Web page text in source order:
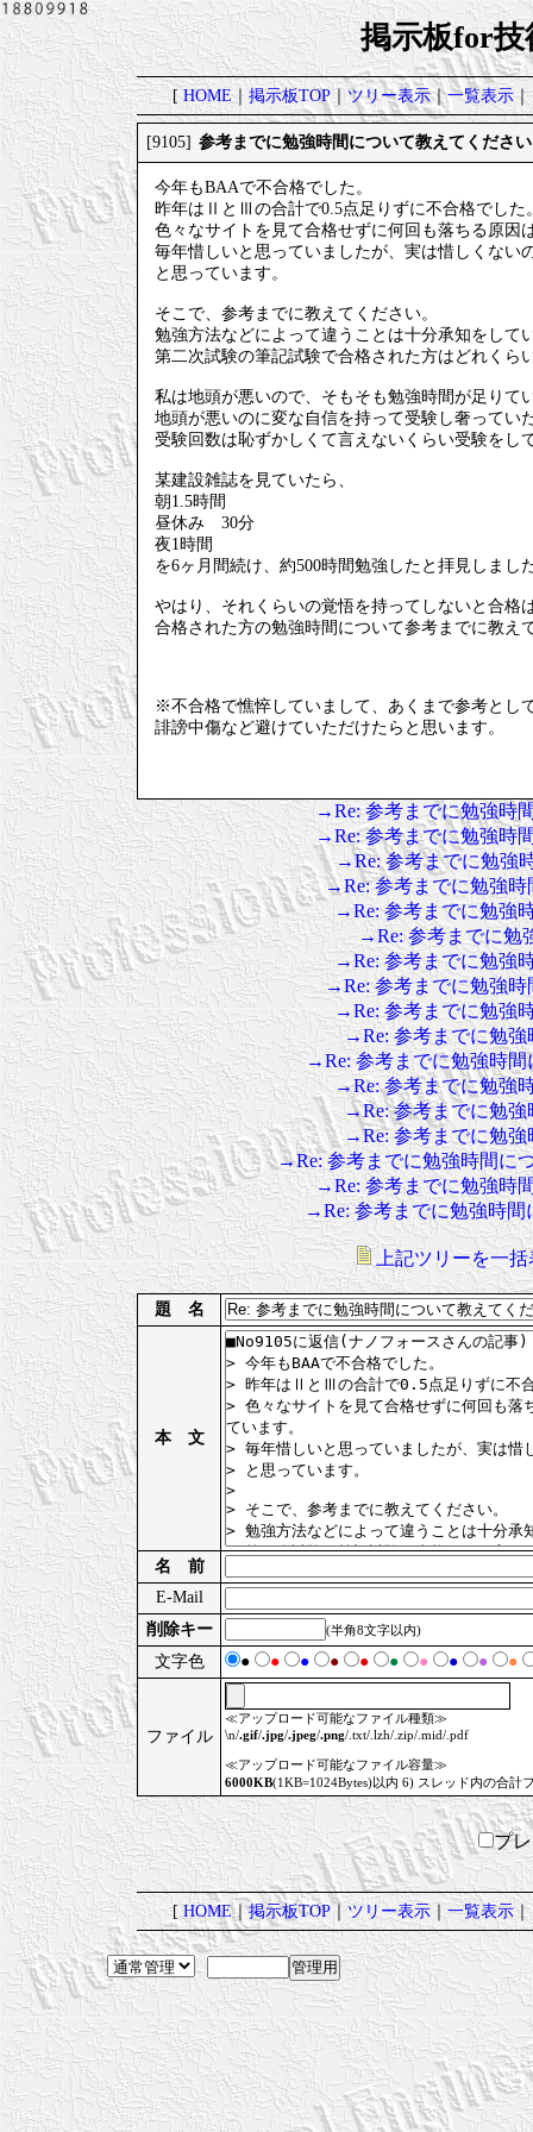
掲示板for技
[HOME｜掲示板TOP｜ツリー表示｜一覧表示｜
[9105] 参考までに勉強時間について教えてください
今年もBAAで不合格でした。
昨年はⅡとⅢの合計で0.5点足りずに不合格でした
色々なサイトを見て合格せずに何回も落ちる原因
毎年惜しいと思っていましたが、実は惜しくない
と思っています。
そこで、参考までに教えてください。
勉強方法などによって違うことは十分承知をして
第二次試験の筆記試験で合格された方はどれくら
私は地頭が悪いので、そもそも勉強時間が足りて
地頭が悪いのに変な自信を持って受験し奢ってい
受験回数は恥ずかしくて言えないくらい受験をし
某建設雑誌を見ていたら、
朝1.5時間
昼休み 30分
夜1時間
を6ヶ月間続け、約500時間勉強したと拝見しまし
やはり、それくらいの覚悟を持ってしないと合格
合格された方の勉強時間について参考までに教え
※不合格で憔悴していまして、あくまで参考とし
誹謗中傷など避けていただけたらと思います。
→Re: 参考までに勉強時
→Re: 参考までに勉強時
→Re: 参考までに勉強
→Re: 参考までに勉強
→Re: 参考までに勉強
→Re: 参考までに勉
→Re: 参考までに勉強
→Re: 参考までに勉強時
→Re: 参考までに勉強
→Re: 参考までに勉強
→Re: 参考までに勉強時間
→Re: 参考までに勉強
→Re: 参考までに勉強
→Re: 参考までに勉強
→Re: 参考までに勉強時間に
→Re: 参考までに勉強時
→Re: 参考までに勉強時間
上記ツリーを一括
題 名
本 文
名 前
E-Mail
削除キー
(半角8文字以内)
文字色 ● ● ● ● ● ● ● ● ● ●
ファイル
≪アップロード可能なファイル種類≫
\n/.gif/.jpg/.jpeg/.png/.txt/.lzh/.zip/.mid/.pdf
≪アップロード可能なファイル容量≫
6000KB(1KB=1024Bytes)以内 6) スレッド内の合計
プ
[HOME｜掲示板TOP｜ツリー表示｜一覧表示｜